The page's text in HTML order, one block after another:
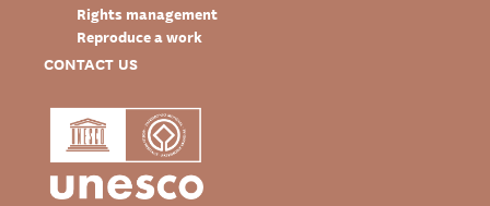
Rights management
Reproduce a work
CONTACT US